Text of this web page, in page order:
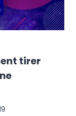
tirer